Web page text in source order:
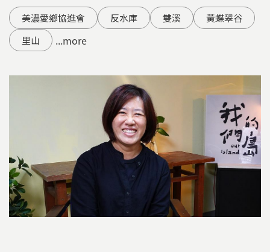
美濃愛鄉協進會 反水庫 雙溪
黃蝶翠谷
里山
...more